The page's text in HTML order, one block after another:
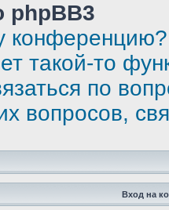
phpBB3
конференцию?
такой-то
по
вопросов,
Вход на